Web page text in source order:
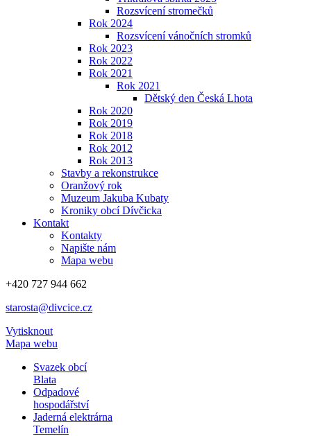
Rozsvícení stromečků
Rok 2024
Rozsvícení vánočních stromků
Rok 2023
Rok 2022
Rok 2021
Rok 2021
Dětský den Česká Lhota
Rok 2020
Rok 2019
Rok 2018
Rok 2012
Rok 2013
Stavby a rekonstrukce
Oranžový rok
Muzeum Jakuba Kubaty
Kroniky obcí Dívčicka
Kontakt
Kontakty
Napište nám
Mapa webu
+420 727 944 662
starosta@divcice.cz
Vytisknout
Mapa webu
Svazek obcí
Blata
Odpadové
hospodářství
Jaderná elektrárna
Temelín